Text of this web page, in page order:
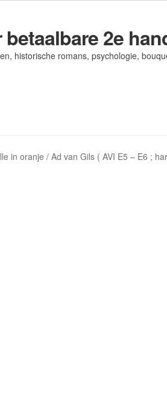
2e
historische romans, psychologie,
in oranje / Ad van Gils ( AVI E5 – E6 ;